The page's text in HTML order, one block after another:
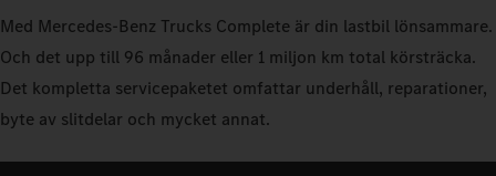
Med Mercedes‑Benz Trucks Complete är din lastbil lönsammare.
Och det upp till 96 månader eller 1 miljon km total körsträcka.
Det kompletta servicepaketet omfattar underhåll, reparationer,
byte av slitdelar och mycket annat.